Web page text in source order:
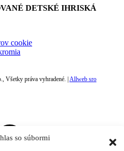
so súbormi
DETSKÉ IHRISKÁ
cookie
práva vyhradené. | Allweb sro